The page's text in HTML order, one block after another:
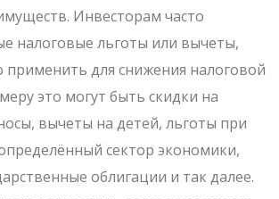
Инвесторам часто
налоговые льготы или вычеты,
для снижения налоговой
это могут быть скидки на
вычеты на детей, льготы при
сектор экономики,
облигации и так далее.